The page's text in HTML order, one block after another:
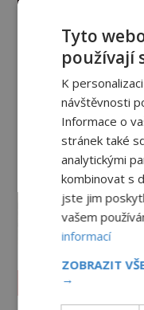
Vesmír a
Tyto
používají
K
návštěvnosti
Informace o
stránek také
analytickými
kombinovat s
jste jim
vašem
informací
ZOBRAZIT
→